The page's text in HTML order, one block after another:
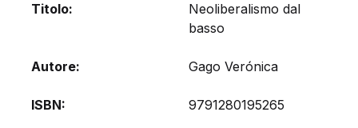
Titolo
Neoliberalismo dal
basso
Autore Gago Verónica
ISBN 9791280195265